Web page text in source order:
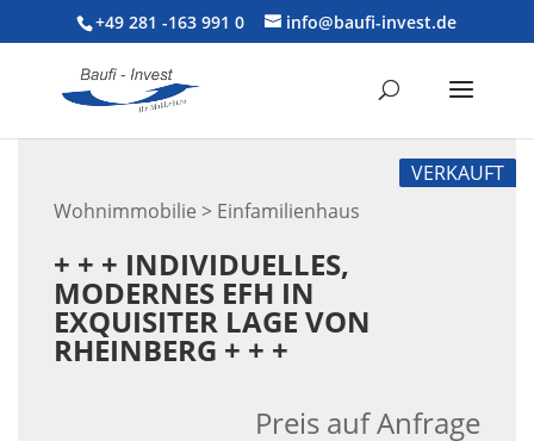
+49 281 -163 991 0 info@baufi-invest.de
Wohnimmobilie > Einfamilienhaus
VERKAUFT
+ + + INDIVIDUELLES,
MODERNES EFH IN
EXQUISITER LAGE VON
RHEINBERG + + +
Preis auf Anfrage